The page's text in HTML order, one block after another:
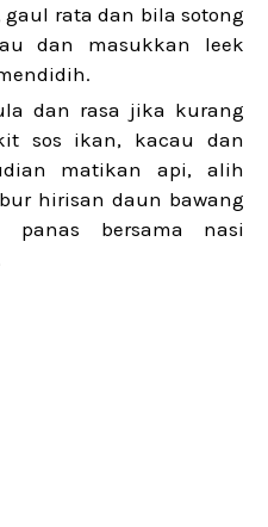
rata dan bila sotong
dan masukkan leek
dan rasa jika kurang
sos ikan, kacau dan
matikan api, alih
hirisan daun bawang
panas bersama nasi